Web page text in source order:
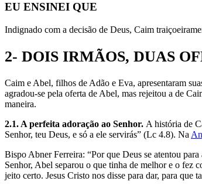
EU ENSINEI QUE
Indignado com a decisão de Deus, Caim
2- DOIS IRMÃOS, DUAS
Caim e Abel, filhos de Adão e Eva, apresentaram
agradou-se pela oferta de Abel, mas rejeitou a de
maneira.
2.1. A perfeita adoração ao Senhor. A história de
Senhor, teu Deus, e só a ele servirás” (Lc 4.8). Na
Bispo Abner Ferreira: “Por que Deus se atentou
Senhor, Abel separou o que tinha de melhor e o fez
jeito certo. Jesus Cristo nos disse para dar, para que